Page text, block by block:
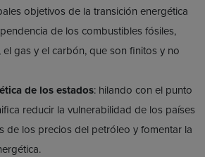
objetivos de la transición energética
de los combustibles fósiles,
gas y el carbón, que son finitos y no
de los estados: hilando con el punto
reducir la vulnerabilidad de los países
de los precios del petróleo y fomentar la